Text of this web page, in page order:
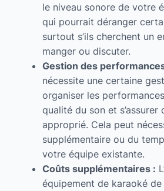
le niveau sonore de votre
qui pourrait déranger
surtout s’ils cherchent un
manger ou discuter.
Gestion des
nécessite une certaine
organiser les
qualité du son et s’assurer
approprié. Cela peut
supplémentaire ou du
votre équipe existante.
Coûts supplémentaires :
équipement de karaoké